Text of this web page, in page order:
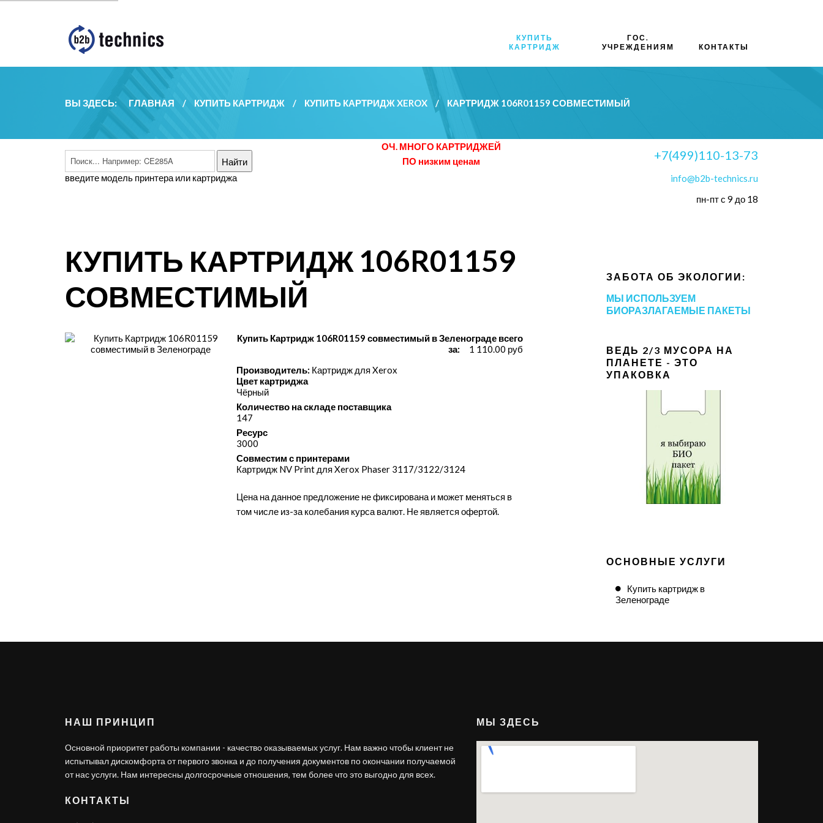
КУПИТЬ
КАРТРИДЖ
ГОС.
УЧРЕЖДЕНИЯМ
КОНТАКТЫ
ВЫ ЗДЕСЬ: ГЛАВНАЯ / КУПИТЬ КАРТРИДЖ / КУПИТЬ КАРТРИДЖ XEROX / КАРТРИДЖ 106R01159 СОВМЕСТИМЫЙ
введите модель принтера или картриджа
ОЧ. МНОГО КАРТРИДЖЕЙ
ПО низким ценам
+7(499)110-13-73
info@b2b-technics.ru
пн-пт с 9 до 18
КУПИТЬ КАРТРИДЖ 106R01159
СОВМЕСТИМЫЙ
Купить Картридж 106R01159 совместимый в Зеленограде всего
за:
1 110.00 руб
Производитель: Картридж для Xerox
Цвет картриджа
Чёрный
Количество на складе поставщика
147
Ресурс
3000
Совместим с принтерами
Картридж NV Print для Xerox Phaser 3117/​3122/​3124
Цена на данное предложение не фиксирована и может меняться в
том числе из-за колебания курса валют. Не является офертой.
ЗАБОТА ОБ ЭКОЛОГИИ:
МЫ ИСПОЛЬЗУЕМ
БИОРАЗЛАГАЕМЫЕ ПАКЕТЫ
ВЕДЬ 2/3 МУСОРА НА
ПЛАНЕТЕ - ЭТО
УПАКОВКА
ОСНОВНЫЕ УСЛУГИ
Купить картридж в
Зеленограде
НАШ ПРИНЦИП
Основной приоритет работы компании - качество оказываемых услуг. Нам важно чтобы клиент не
испытывал дискомфорта от первого звонка и до получения документов по окончании получаемой
от нас услуги. Нам интересны долгосрочные отношения, тем более что это выгодно для всех.
КОНТАКТЫ
МЫ ЗДЕСЬ